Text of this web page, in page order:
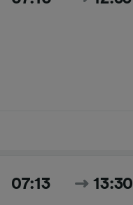
07:13 13:30